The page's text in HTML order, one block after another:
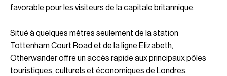
favorable pour les visiteurs de la capitale britannique.
Situé à quelques mètres seulement de la station
Tottenham Court Road et de la ligne Elizabeth,
Otherwander offre un accès rapide aux principaux pôles
touristiques, culturels et économiques de Londres.